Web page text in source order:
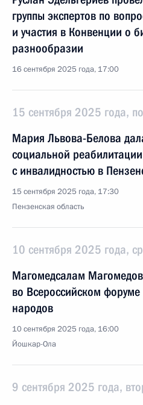
группы экспертов по
и участия в Конвенции о
разнообразии
16 сентября 2025 года, 17:00
15 сентября 2025 года,
Мария Львова-Белова
социальной
с инвалидностью в
15 сентября 2025 года, 17:30
Пензенская область
10 сентября 2025 года,
Магомедсалам Магомедов
во Всероссийском форуме
народов
10 сентября 2025 года, 16:00
Йошкар-Ола
9 сентября 2025 года,